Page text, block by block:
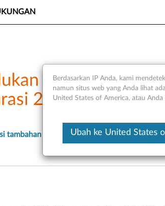
peristiwa
2 atas 2 (bisa
tambahan
Berdasarkan IP Anda, kami
namun situs web yang Anda lihat
United States of America, atau
Ubah ke United States